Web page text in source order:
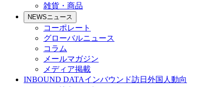
雑貨・商品
NEWSニュース
コーポレート
グローバルニュース
コラム
メールマガジン
メディア掲載
INBOUND DATAインバウンド訪日外国人動向